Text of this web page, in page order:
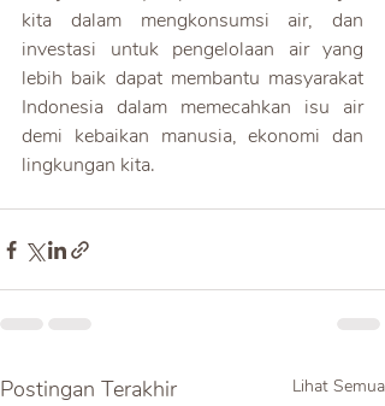
kita dalam mengkonsumsi air, dan
investasi untuk pengelolaan air yang
lebih baik dapat membantu masyarakat
Indonesia dalam memecahkan isu air
demi kebaikan manusia, ekonomi dan
lingkungan kita.
Postingan Terakhir Lihat Semua